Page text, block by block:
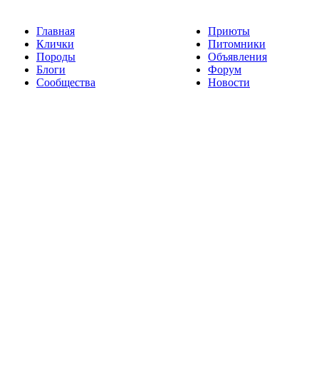
Главная
Клички
Породы
Блоги
Сообщества
Приюты
Питомники
Объявления
Форум
Новости